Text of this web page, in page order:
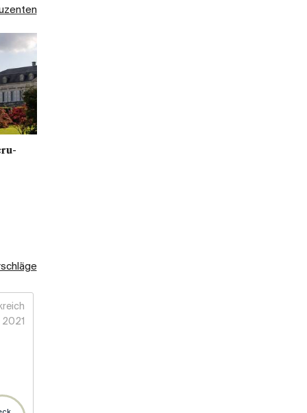
2021